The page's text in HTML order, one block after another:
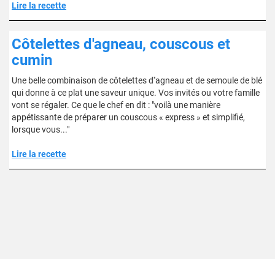
Lire la recette
Côtelettes d'agneau, couscous et
cumin
Une belle combinaison de côtelettes d''agneau et de semoule de blé
qui donne à ce plat une saveur unique. Vos invités ou votre famille
vont se régaler. Ce que le chef en dit : "voilà une manière
appétissante de préparer un couscous « express » et simplifié,
lorsque vous..."
Lire la recette